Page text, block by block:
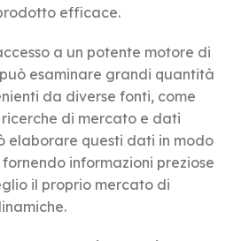
efficace.
a un potente motore di
esaminare grandi quantità
da diverse fonti, come
di mercato e dati
elaborare questi dati in modo
informazioni preziose
il proprio mercato di